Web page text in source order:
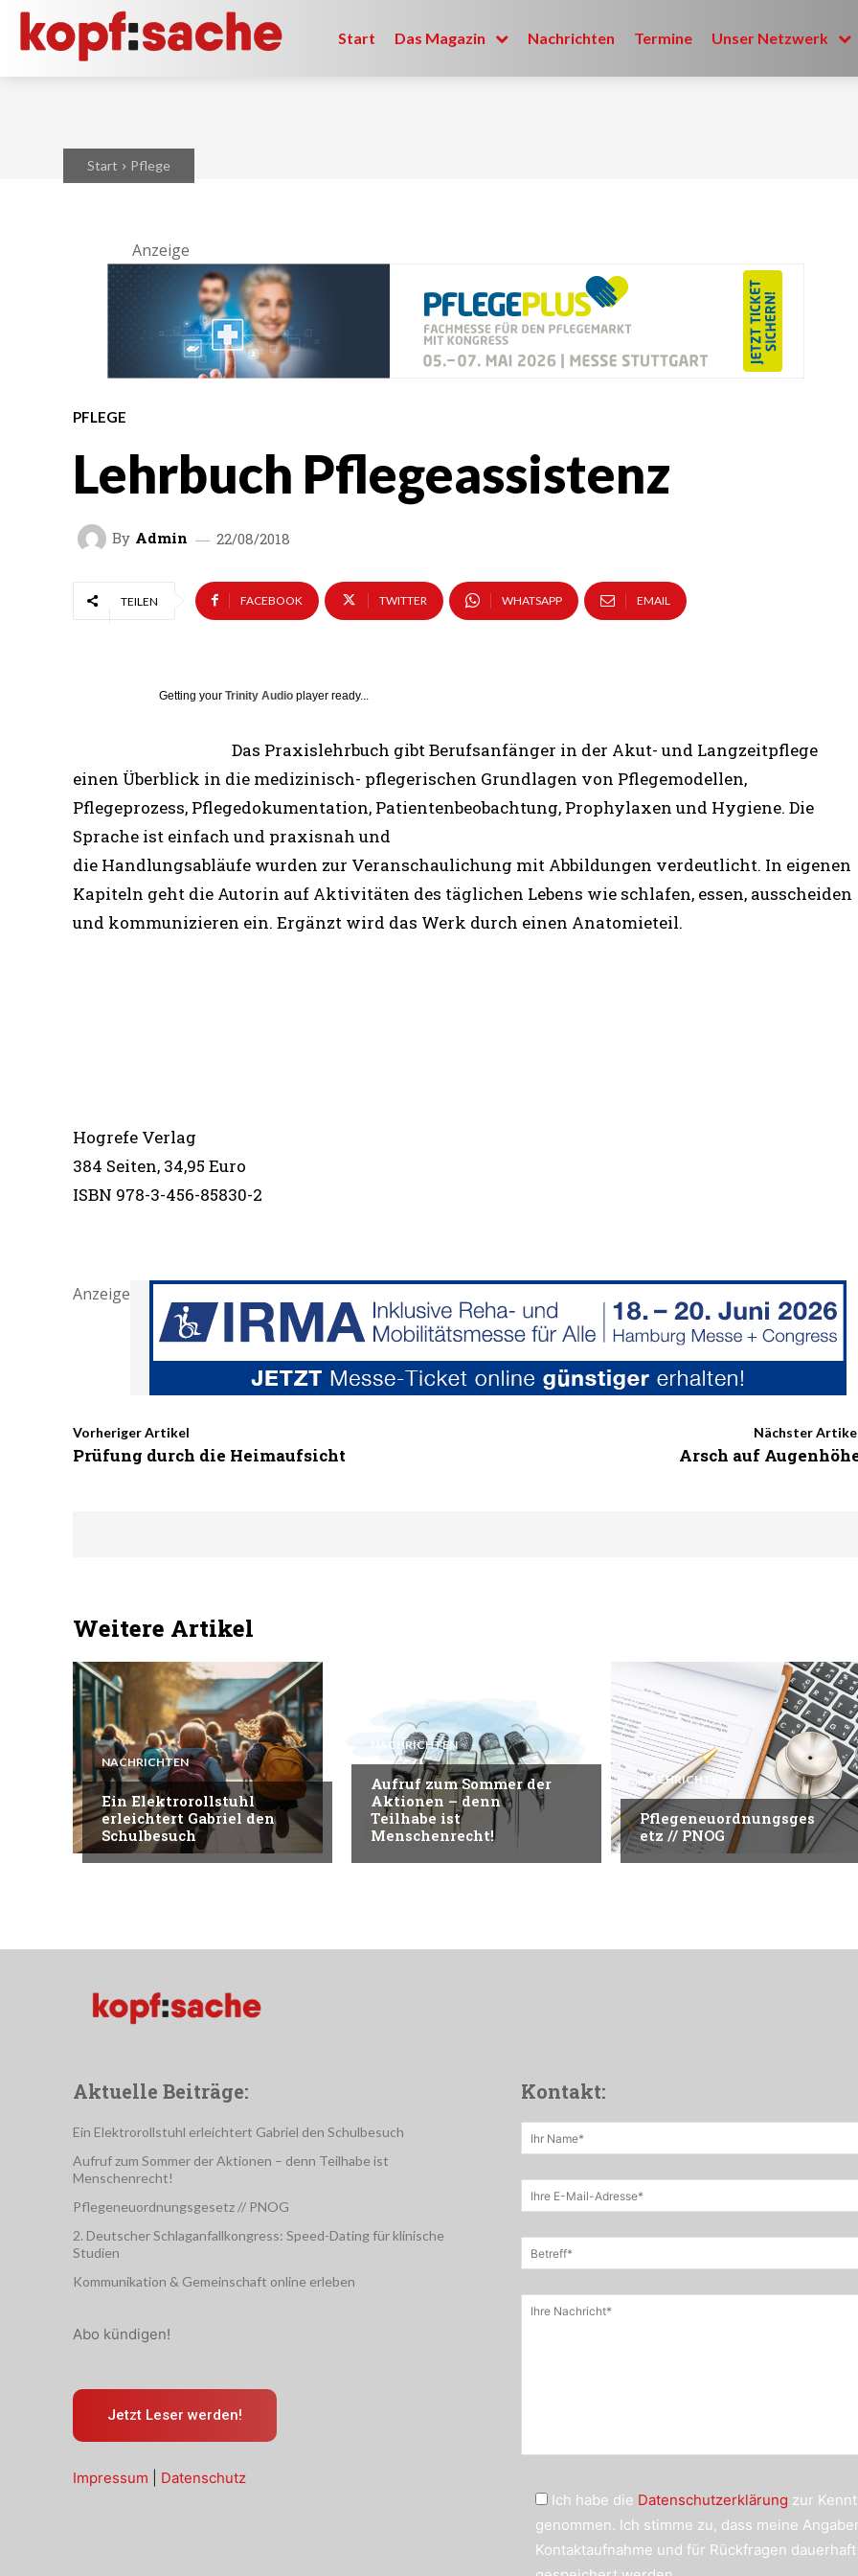
Start Das Magazin Nachrichten Termine Unser Netzwerk
Start Pflege
Anzeige
PFLEGE
Lehrbuch Pflegeassistenz
By Admin 22/08/2018
TEILEN FACEBOOK TWITTER WHATSAPP EMAIL
Getting your Trinity Audio player ready...
Das Praxislehrbuch gibt Berufsanfänger in der Akut- und Langzeitpflege
einen Überblick in die medizinisch- pflegerischen Grundlagen von Pflegemodellen,
Pflegeprozess, Pflegedokumentation, Patientenbeobachtung, Prophylaxen und Hygiene. Die
Sprache ist einfach und praxisnah und
die Handlungsabläufe wurden zur Veranschaulichung mit Abbildungen verdeutlicht. In eigenen
Kapiteln geht die Autorin auf Aktivitäten des täglichen Lebens wie schlafen, essen, ausscheiden
und kommunizieren ein. Ergänzt wird das Werk durch einen Anatomieteil.
Hogrefe Verlag
384 Seiten, 34,95 Euro
ISBN 978-3-456-85830-2
Anzeige
Vorheriger Artikel
Prüfung durch die Heimaufsicht
Nächster
Arsch auf
Weitere Artikel
NACHRICHTEN
Ein Elektrorollstuhl
erleichtert Gabriel den
Schulbesuch
NACHRICHTEN
Aufruf zum Sommer der
Aktionen – denn
Teilhabe ist
Menschenrecht!
NACHRICHTEN
Pflegeneuordnungsges
etz // PNOG
Aktuelle Beiträge:
Ein Elektrorollstuhl erleichtert Gabriel den Schulbesuch
Aufruf zum Sommer der Aktionen – denn Teilhabe ist
Menschenrecht!
Pflegeneuordnungsgesetz // PNOG
2. Deutscher Schlaganfallkongress: Speed-Dating für klinische
Studien
Kommunikation & Gemeinschaft online erleben
Abo kündigen!
Jetzt Leser werden!
Impressum Datenschutz
Kontakt:
Ich habe die Datenschutzerklärung zur
genommen. Ich stimme zu, dass meine
Kontaktaufnahme und für Rückfragen dauerhaft